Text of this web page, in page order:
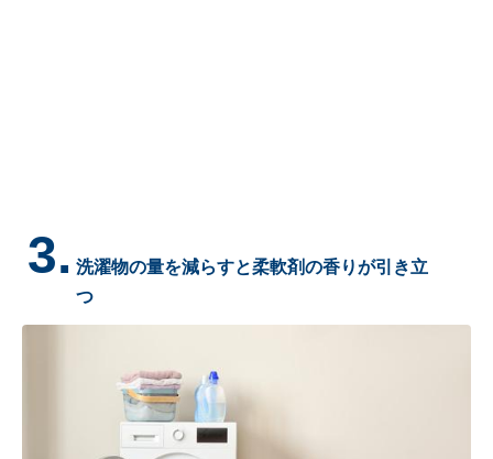
3. 洗濯物の量を減らすと柔軟剤の香りが引き立
つ